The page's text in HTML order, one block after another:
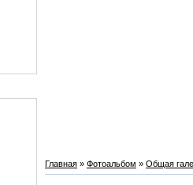
Главная » Фотоальбом » Общая